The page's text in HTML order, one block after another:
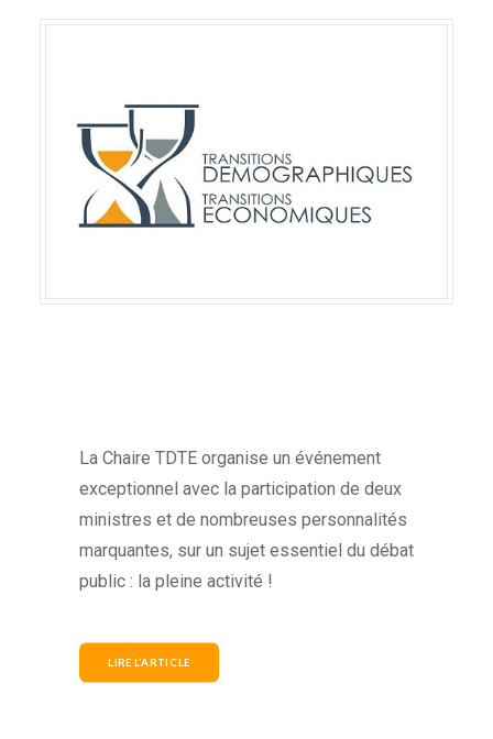
La Chaire TDTE organise un événement
exceptionnel avec la participation de deux
ministres et de nombreuses personnalités
marquantes, sur un sujet essentiel du débat
public : la pleine activité !
LIRE L’ARTICLE